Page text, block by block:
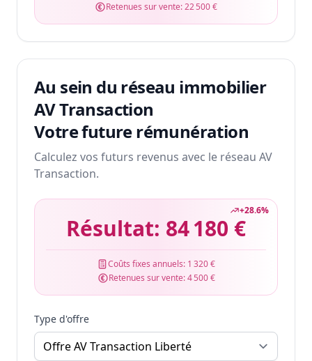
Retenues sur vente:22 500 €
Au sein du réseau immobilier
AV Transaction
Votre future rémunération
Calculez vos futurs revenus avec le réseau AV
Transaction.
+28.6%
Résultat: 84 180 €
Coûts fixes annuels: 1 320 €
Retenues sur vente:4 500 €
Type d'offre